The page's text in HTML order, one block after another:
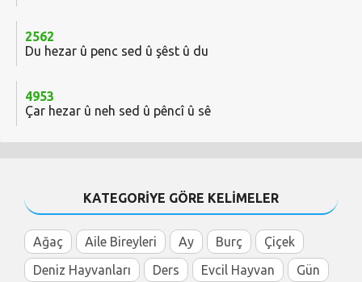
2562
Du hezar û penc sed û şêst û du
4953
Çar hezar û neh sed û pêncî û sê
KATEGORİYE GÖRE KELİMELER
Ağaç Aile Bireyleri Ay Burç
Çiçek
Deniz Hayvanları
Ders Evcil Hayvan
Gün